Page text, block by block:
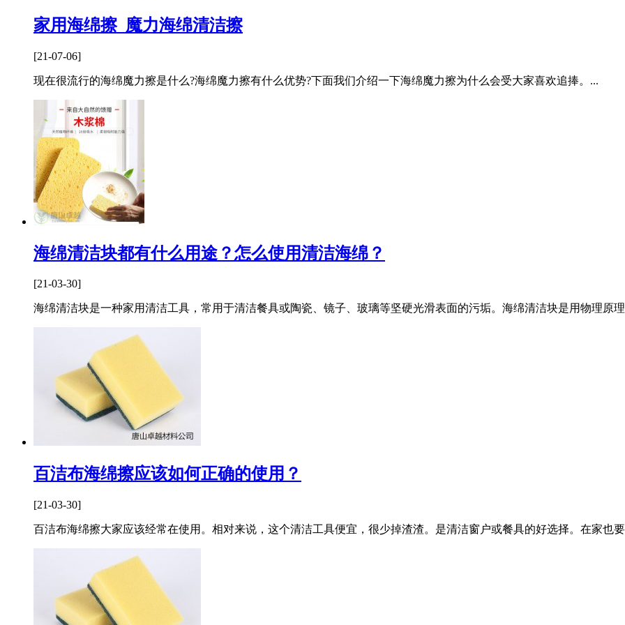
家用海绵擦_魔力海绵清洁擦
[21-07-06]
现在很流行的海绵魔力擦是什么?海绵魔力擦有什么优势?下面我们介绍一下海绵魔力擦为什么会受大家喜欢追捧。...
海绵清洁块都有什么用途？怎么使用清洁海绵？
[21-03-30]
海绵清洁块是一种家用清洁工具，常用于清洁餐具或陶瓷、镜子、玻璃等坚硬光滑表面的污垢。海绵清洁块是用物理原
百洁布海绵擦应该如何正确的使用？
[21-03-30]
百洁布海绵擦大家应该经常在使用。相对来说，这个清洁工具便宜，很少掉渣渣。是清洁窗户或餐具的好选择。在家也